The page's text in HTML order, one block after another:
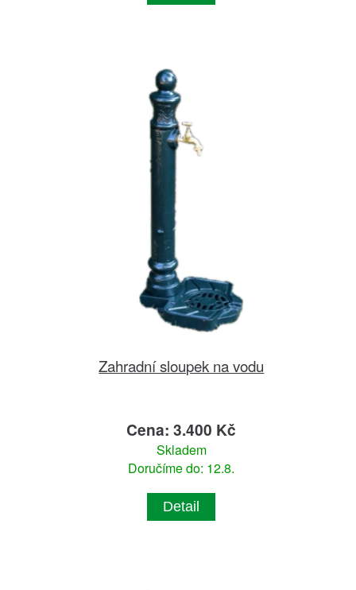
Zahradní sloupek na vodu
Cena: 3.400 Kč
Skladem
Doručíme do: 12.8.
Detail